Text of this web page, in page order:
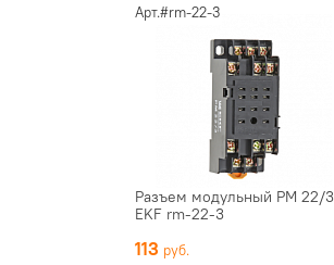
Арт.#rm-22-3
Разъем модульный РМ 22/3
EKF rm-22-3
113